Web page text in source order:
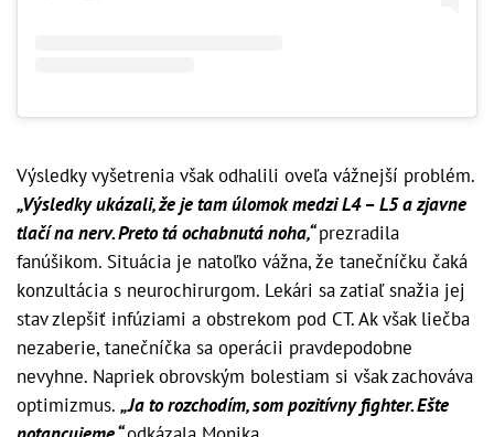
Výsledky vyšetrenia však odhalili oveľa vážnejší problém.
„Výsledky ukázali, že je tam úlomok medzi L4 – L5 a zjavne
tlačí na nerv. Preto tá ochabnutá noha,“prezradila
fanúšikom. Situácia je natoľko vážna, že tanečníčku čaká
konzultácia s neurochirurgom. Lekári sa zatiaľ snažia jej
stav zlepšiť infúziami a obstrekom pod CT. Ak však liečba
nezaberie, tanečníčka sa operácii pravdepodobne
nevyhne. Napriek obrovským bolestiam si však zachováva
optimizmus. „Ja to rozchodím, som pozitívny fighter. Ešte